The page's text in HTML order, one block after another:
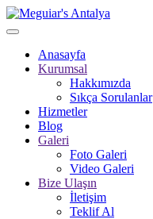
Anasayfa
Kurumsal
Hakkımızda
Sıkça Sorulanlar
Hizmetler
Blog
Galeri
Foto Galeri
Video Galeri
Bize Ulaşın
İletişim
Teklif Al